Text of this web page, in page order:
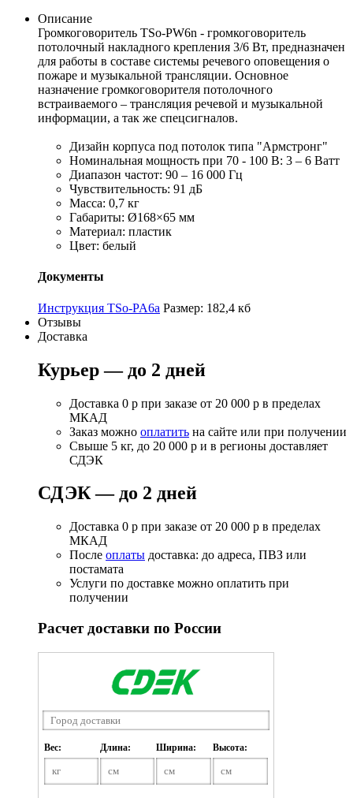
Описание
Громкоговоритель TSo-PW6n - громкоговоритель
потолочный накладного крепления 3/6 Вт, предназначен
для работы в составе системы речевого оповещения о
пожаре и музыкальной трансляции. Основное
назначение громкоговорителя потолочного
встраиваемого – трансляция речевой и музыкальной
информации, а так же спецсигналов.
Дизайн корпуса под потолок типа "Армстронг"
Номинальная мощность при 70 - 100 В: 3 – 6 Ватт
Диапазон частот: 90 – 16 000 Гц
Чувствительность: 91 дБ
Масса: 0,7 кг
Габариты: Ø168×65 мм
Материал: пластик
Цвет: белый
Документы
Инструкция TSo-PA6a Размер: 182,4 кб
Отзывы
Доставка
Курьер — до 2 дней
Доставка 0 р при заказе от 20 000 р в пределах
МКАД
Заказ можно оплатить на сайте или при получении
Свыше 5 кг, до 20 000 р и в регионы доставляет
СДЭК
СДЭК — до 2 дней
Доставка 0 р при заказе от 20 000 р в пределах
МКАД
После оплаты доставка: до адреса, ПВЗ или
постамата
Услуги по доставке можно оплатить при
получении
Расчет доставки по России